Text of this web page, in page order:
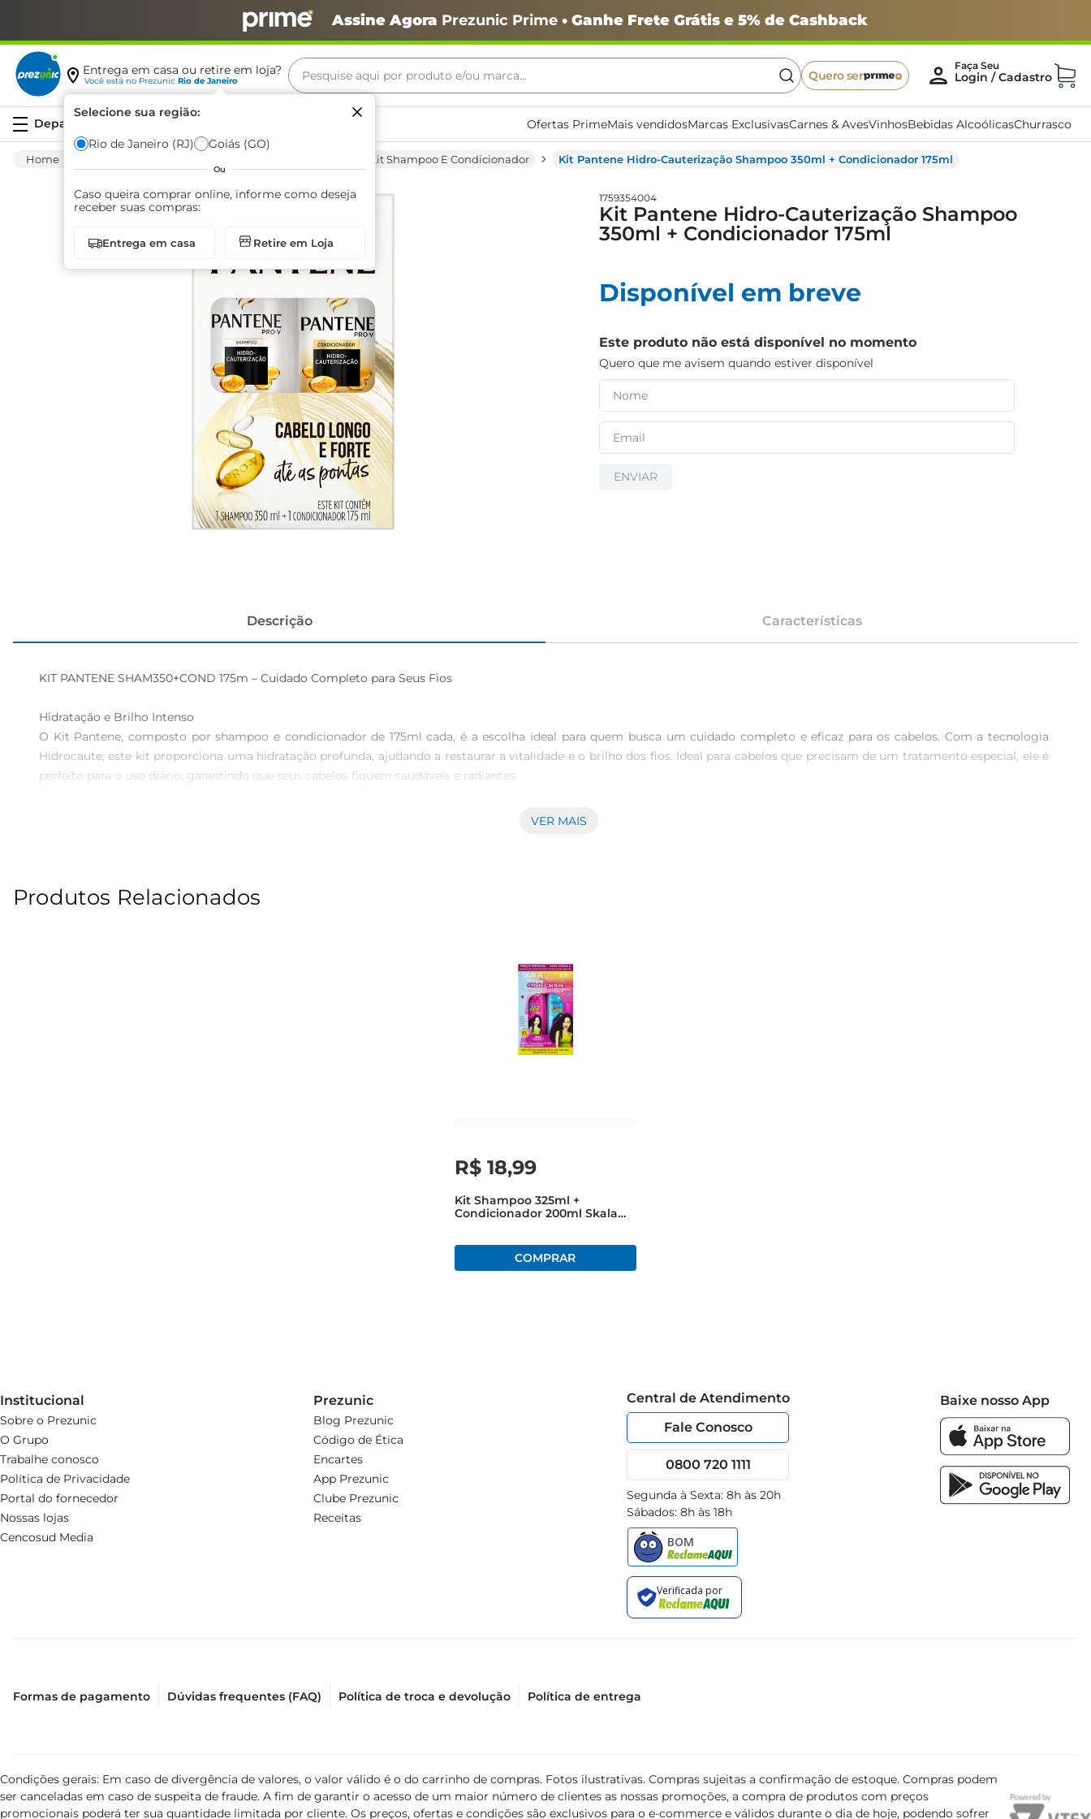
Assine Agora Prezunic Prime• Ganhe Frete Grátis e 5% de Cashback
Entrega em casa ou retire em loja?
Você está no Prezunic Rio de Janeiro
Selecione sua região:
Rio de Janeiro (RJ) Goiás (GO)
Ou
Caso queira comprar online, informe como deseja
receber suas compras:
Entrega em casa Retire em Loja
Pesquise aqui por produto e/ou marca...
Quero ser
Ofertas PrimeMais vendidosMarcas ExclusivasCarnes & AvesVinhosBebidas AlcoólicasChurrasco
Kit Shampoo E Condicionador Kit Pantene Hidro-Cauterização Shampoo 350ml + Condicionador 175ml
1759354004
Kit Pantene Hidro-Cauterização Shampoo
350ml + Condicionador 175ml
Disponível em breve
Este produto não está disponível no momento
Quero que me avisem quando estiver disponível
ENVIAR
Descrição Características
KIT PANTENE SHAM350+COND 175m – Cuidado Completo para Seus Fios
Hidratação e Brilho Intenso
O Kit Pantene, composto por shampoo e condicionador de 175ml cada, é a escolha ideal para quem busca um cuidado completo e eficaz para os cabelos. Com a tecnologia
Hidrocaute, este kit proporciona uma hidratação profunda, ajudando a restaurar a vitalidade e o brilho dos fios. Ideal para cabelos que precisam de um tratamento especial, ele é
perfeito para o uso diário, garantindo que seus cabelos fiquem saudáveis e radiantes.
fortalece a estrutura capilar, reduzindo a quebra e promovendo um crescimento saudável.
VER MAIS
Produtos Relacionados
R$ 18,99
Kit Shampoo 325ml +
Condicionador 200ml Skala
Institucional
Sobre o Prezunic
O Grupo
Trabalhe conosco
Política de Privacidade
Portal do fornecedor
Nossas lojas
Cencosud Media
Prezunic
Blog Prezunic
Código de Ética
Encartes
App Prezunic
Clube Prezunic
Receitas
Central de Atendimento
Fale Conosco
0800 720 1111
Segunda à Sexta: 8h às 20h
Sábados: 8h às 18h
Baixe nosso App
Formas de pagamento Dúvidas frequentes (FAQ) Política de troca e devolução Política de entrega
Condições gerais: Em caso de divergência de valores, o valor válido é o do carrinho de compras. Fotos ilustrativas. Compras sujeitas a confirmação de estoque. Compras podem
ser canceladas em caso de suspeita de fraude. A fim de garantir o acesso de um maior número de clientes as nossas promoções, a compra de produtos com preços
promocionais poderá ter sua quantidade limitada por cliente. Os preços, ofertas e condições são exclusivos para o e-commerce e válidos durante o dia de hoje, podendo sofrer
Termos mais buscados
café
arroz
azeite
biscoito
cerveja
iogurte
papel higiênico